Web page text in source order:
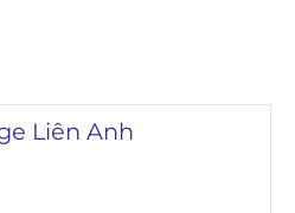
Liên Anh